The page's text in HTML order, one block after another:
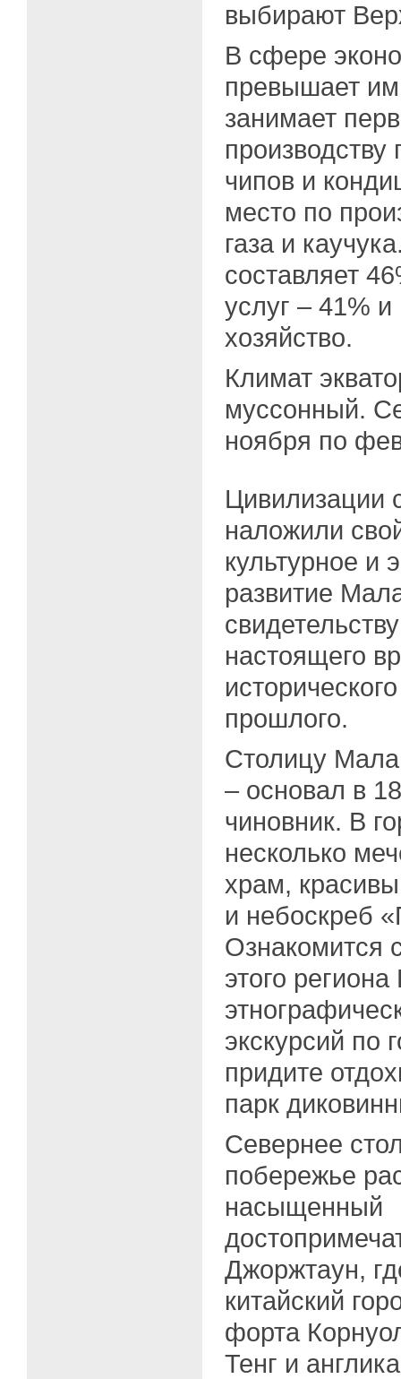
выбирают
В сфере
превышает
занимает
чипов и
место по
газа и
составляет
услуг – 41%
хозяйство.
Климат
муссонный.
ноября по
Цивилизации
наложили
культурное и
развитие
настоящего
прошлого.
Столицу
– основал в
чиновник. В
несколько
храм,
и небоскреб
Ознакомится
этого
экскурсий по
придите
парк
Севернее
побережье
насыщенный
Джоржтаун,
китайский
форта
Тенг и